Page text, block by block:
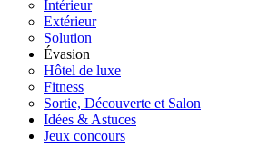
Intérieur
Extérieur
Solution
Évasion
Hôtel de luxe
Fitness
Sortie, Découverte et Salon
Idées & Astuces
Jeux concours